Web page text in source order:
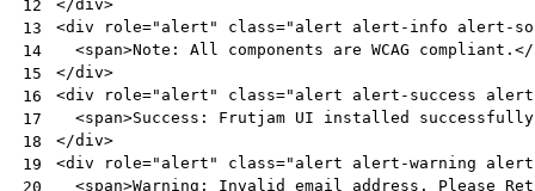
12
13
14
15
16
17
18
19
20
</div>
<div role="alert" class="alert alert-info alert-
<span>Note: All components are WCAG compliant. </
</div>
<div role="alert" class="alert alert-success
<span>Success: Frutjam UI installed
</div>
<div role="alert" class="alert alert-warning
<span>Warning: Invalid email address. Please